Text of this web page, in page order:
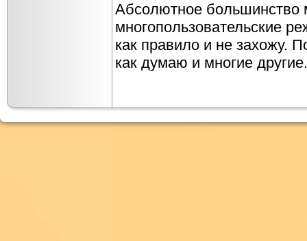
Абсолютное большинство
многопользовательские
как правило и не захожу.
как думаю и многие другие.